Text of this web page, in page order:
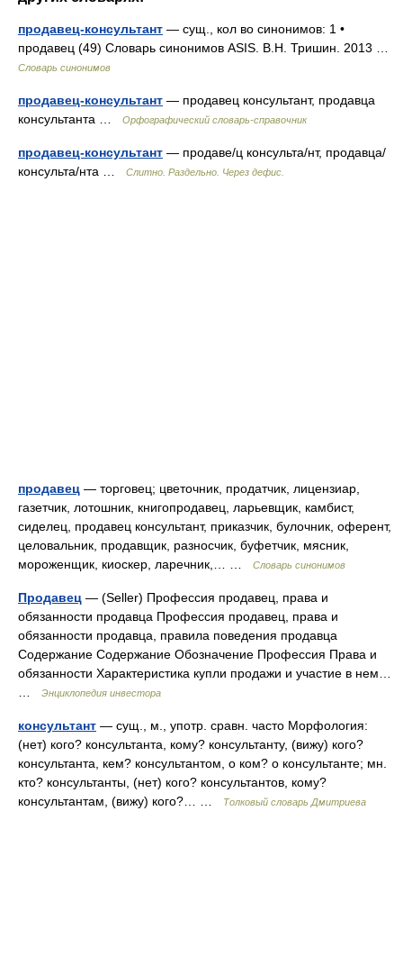
продавец-консультант — сущ., кол во синонимов: 1 •
продавец (49) Словарь синонимов ASIS. В.Н. Тришин. 2013 …
Словарь синонимов
продавец-консультант — продавец консультант, продавца
консультанта …
Орфографический словарь-справочник
продавец-консультант — продаве/ц консульта/нт, продавца/
консульта/нта …
Слитно. Раздельно. Через дефис.
продавец — торговец; цветочник, продатчик, лицензиар,
газетчик, лотошник, книгопродавец, ларьевщик, камбист,
сиделец, продавец консультант, приказчик, булочник, оферент,
целовальник, продавщик, разносчик, буфетчик, мясник,
мороженщик, киоскер, ларечник,… …
Словарь синонимов
Продавец — (Seller) Профессия продавец, права и
обязанности продавца Профессия продавец, права и
обязанности продавца, правила поведения продавца
Содержание Содержание Обозначение Профессия Права и
обязанности Характеристика купли продажи и участие в нем…
Энциклопедия инвестора
консультант — сущ., м., употр. сравн. часто Морфология:
(нет) кого? консультанта, кому? консультанту, (вижу) кого?
консультанта, кем? консультантом, о ком? о консультанте; мн.
кто? консультанты, (нет) кого? консультантов, кому?
консультантам, (вижу) кого?… …
Толковый словарь Дмитриева